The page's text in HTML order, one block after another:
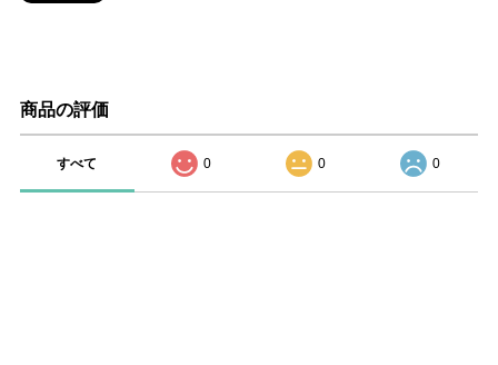
商品の評価
すべて 0 0 0